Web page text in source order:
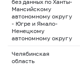
без данных по Ханты-
Мансийскому
автономному округу
- Югре и Ямало-
Ненецкому
автономному округу
Челябинская
область